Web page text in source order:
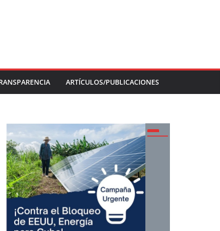
ARTÍCULOS/PUBLICACIONES